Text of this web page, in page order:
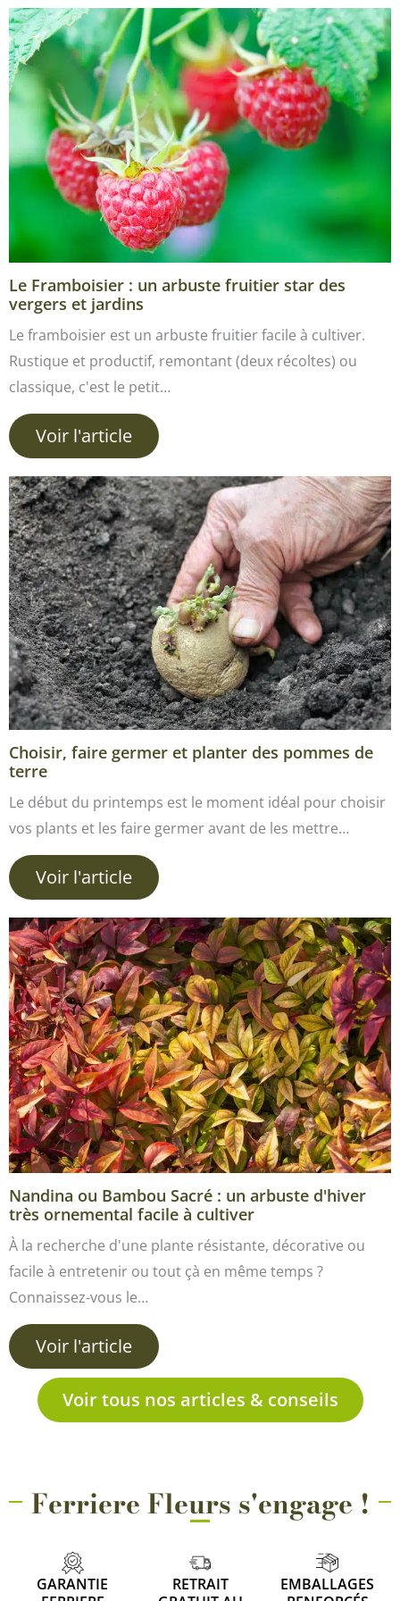
Le Framboisier : un arbuste fruitier star des
vergers et jardins
Le framboisier est un arbuste fruitier facile à cultiver.
Rustique et productif, remontant (deux récoltes) ou
classique, c'est le petit…
Voir l'article
Choisir, faire germer et planter des pommes de
terre
Le début du printemps est le moment idéal pour choisir
vos plants et les faire germer avant de les mettre…
Voir l'article
Nandina ou Bambou Sacré : un arbuste d'hiver
très ornemental facile à cultiver
À la recherche d'une plante résistante, décorative ou
facile à entretenir ou tout çà en même temps ?
Connaissez-vous le…
Voir l'article
Voir tous nos articles & conseils
Ferriere Fleurs s'engage !
GARANTIE
RETRAIT
EMBALLAGES